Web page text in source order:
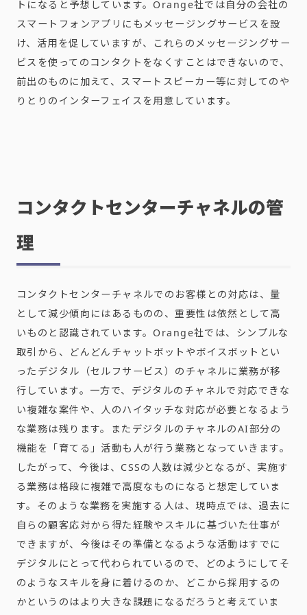
トになると予想しています。 Orange社では自分の会社の
スマートフォンアプリにもメッセージングサービスを設
け、活用を促していますが、これらのメッセージングサー
ビスを使ってのコンタクトをなくすことはできないので、
前出のものに加えて、スマートスピーカー等に対してのや
りとりのインターフェイスを用意しています。
コンタクトセンターチャネルの管
理
コンタクトセンターチャネルでのお客様との対応は、量
として減少傾向にはあるものの、重要性は依然として高
いものと認識されています。 Orange社では、シンプルな
取引から、どんどんチャットボットやボイスボットとい
ったデジタル（セルフサービス）のチャネルに業務が移
行しています。一方で、デジタルのチャネルで対応できな
い複雑な案件や、人のハイタッチな対応が必要となるよう
な業務は残ります。またデジタルのチャネルのAI部分の
機能を「育てる」活動も人が行う業務となっていきます。
したがって、今後は、 CSSの人数は減少となるが、実施す
る業務は格段に複雑で高度なものになると想定していま
す。そのような業務を実施する人は、現時点では、過去に
自らの顧客応対から得た経験やスキルに基づいた仕事が
できますが、今後はその準備となるような活動はすでに
デジタルにとって代わられているので、どのようにしてそ
のようなスキルを身に着けるのか、どこから採用するの
かというのはより大きな課題になるだろうと考えていま